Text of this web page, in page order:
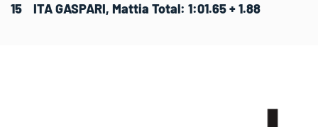
15 ITA GASPARI, Mattia Total: 1:01.65 + 1.88